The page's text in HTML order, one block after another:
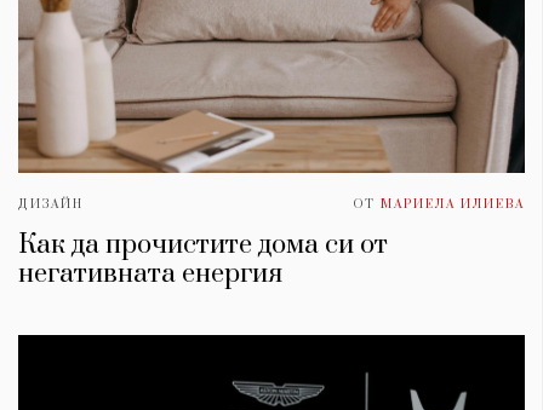
ДИЗАЙН ОТ МАРИЕЛА ИЛИЕВА
Как да прочистите дома си от
негативната енергия